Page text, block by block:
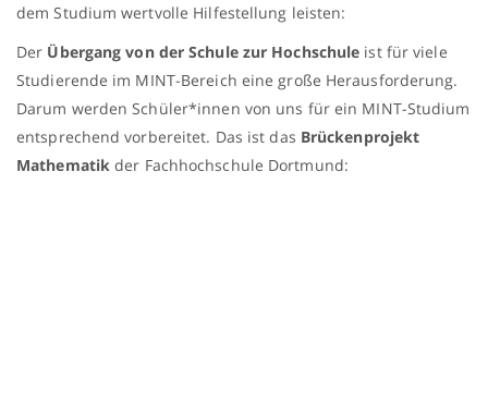
dem Studium wertvolle Hilfestellung leisten:
Der Übergang von der Schule zur Hochschule ist für viele
Studierende im MINT-Bereich eine große Herausforderung.
Darum werden Schüler*innen von uns für ein MINT-Studium
entsprechend vorbereitet. Das ist das Brückenprojekt
Mathematik der Fachhochschule Dortmund: